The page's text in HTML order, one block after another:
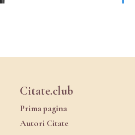
Citate.club
Prima pagina
Autori Citate